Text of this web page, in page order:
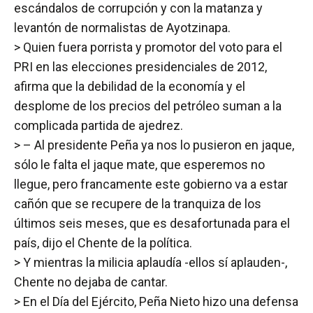
escándalos de corrupción y con la matanza y
levantón de normalistas de Ayotzinapa.
> Quien fuera porrista y promotor del voto para el
PRI en las elecciones presidenciales de 2012,
afirma que la debilidad de la economía y el
desplome de los precios del petróleo suman a la
complicada partida de ajedrez.
> – Al presidente Peña ya nos lo pusieron en jaque,
sólo le falta el jaque mate, que esperemos no
llegue, pero francamente este gobierno va a estar
cañón que se recupere de la tranquiza de los
últimos seis meses, que es desafortunada para el
país, dijo el Chente de la política.
> Y mientras la milicia aplaudía -ellos sí aplauden-,
Chente no dejaba de cantar.
> En el Día del Ejército, Peña Nieto hizo una defensa